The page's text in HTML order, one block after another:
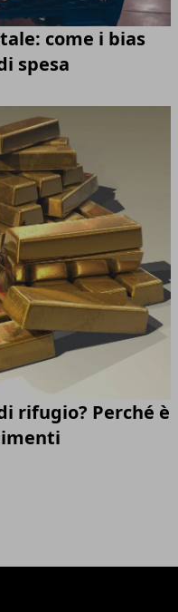
come i bias
spesa
rifugio? Perché è